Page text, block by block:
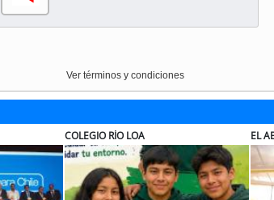
Ver términos y condiciones
COLEGIO RÍO LOA